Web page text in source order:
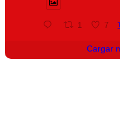
1 7
Cargar